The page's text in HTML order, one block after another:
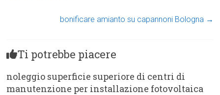
bonificare amianto su capannoni Bologna →
Ti potrebbe piacere
noleggio superficie superiore di centri di
manutenzione per installazione fotovoltaica